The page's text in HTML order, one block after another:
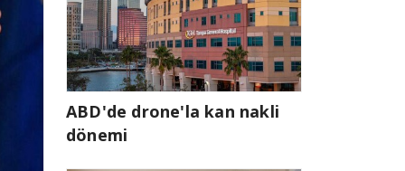
ABD'de drone'la kan nakli
dönemi